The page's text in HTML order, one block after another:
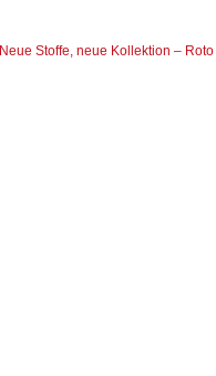
Neue Stoffe, neue Kollektion –